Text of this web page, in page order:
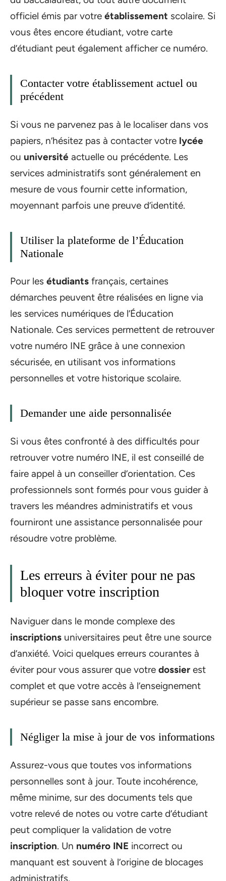
officiel émis par votre établissement scolaire. Si
vous êtes encore étudiant, votre carte
d’étudiant peut également afficher ce numéro.
Contacter votre établissement actuel ou
précédent
Si vous ne parvenez pas à le localiser dans vos
papiers, n’hésitez pas à contacter votre lycée
ou université actuelle ou précédente. Les
services administratifs sont généralement en
mesure de vous fournir cette information,
moyennant parfois une preuve d’identité.
Utiliser la plateforme de l’Éducation
Nationale
Pour les étudiants français, certaines
démarches peuvent être réalisées en ligne via
les services numériques de l’Éducation
Nationale. Ces services permettent de retrouver
votre numéro INE grâce à une connexion
sécurisée, en utilisant vos informations
personnelles et votre historique scolaire.
Demander une aide personnalisée
Si vous êtes confronté à des difficultés pour
retrouver votre numéro INE, il est conseillé de
faire appel à un conseiller d’orientation. Ces
professionnels sont formés pour vous guider à
travers les méandres administratifs et vous
fourniront une assistance personnalisée pour
résoudre votre problème.
Les erreurs à éviter pour ne pas
bloquer votre inscription
Naviguer dans le monde complexe des
inscriptions universitaires peut être une source
d’anxiété. Voici quelques erreurs courantes à
éviter pour vous assurer que votre dossier est
complet et que votre accès à l’enseignement
supérieur se passe sans encombre.
Négliger la mise à jour de vos informations
Assurez-vous que toutes vos informations
personnelles sont à jour. Toute incohérence,
même minime, sur des documents tels que
votre relevé de notes ou votre carte d’étudiant
peut compliquer la validation de votre
inscription. Un numéro INE incorrect ou
manquant est souvent à l’origine de blocages
administratifs.